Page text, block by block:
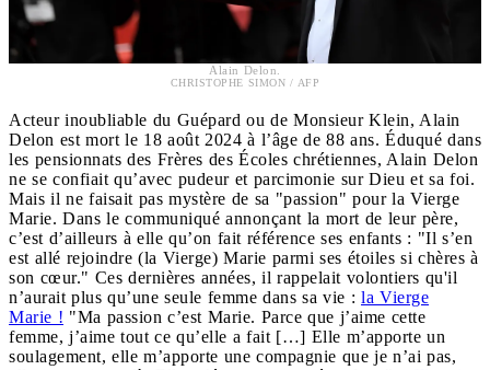
Alain Delon.
CHRISTOPHE SIMON / AFP
Acteur inoubliable du Guépard ou de Monsieur Klein, Alain
Delon est mort le 18 août 2024 à l’âge de 88 ans. Éduqué dans
les pensionnats des Frères des Écoles chrétiennes, Alain Delon
ne se confiait qu’avec pudeur et parcimonie sur Dieu et sa foi.
Mais il ne faisait pas mystère de sa "passion" pour la Vierge
Marie. Dans le communiqué annonçant la mort de leur père,
c’est d’ailleurs à elle qu’on fait référence ses enfants : "Il s’en
est allé rejoindre (la Vierge) Marie parmi ses étoiles si chères à
son cœur." Ces dernières années, il rappelait volontiers qu'il
n’aurait plus qu’une seule femme dans sa vie : la Vierge
Marie ! "Ma passion c’est Marie. Parce que j’aime cette
femme, j’aime tout ce qu’elle a fait […] Elle m’apporte un
soulagement, elle m’apporte une compagnie que je n’ai pas,